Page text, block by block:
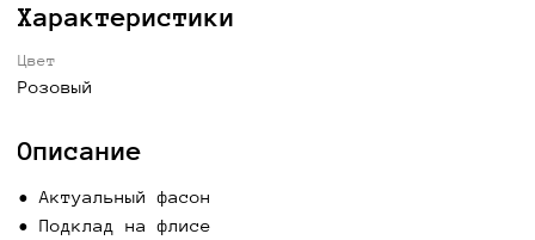
Характеристики
Цвет
Розовый
Описание
• Актуальный фасон
• Подклад на флисе